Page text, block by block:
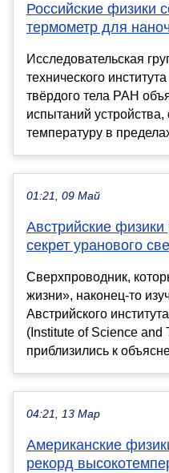
Российские физики
термометр для
Исследовательская
технического
твёрдого тела РАН
испытаний
температуру в
01:21, 09 Май
Австрийские
секрет уранового
Сверхпроводник,
жизни», наконец-то
Австрийского
(Institute of Science and
приблизились к
04:21, 13 Мар
Американские
рекорд